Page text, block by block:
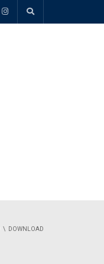
DOWNLOAD